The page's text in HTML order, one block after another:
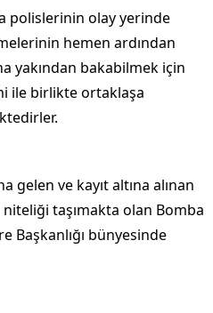
polislerinin olay yerinde
hemen ardından
yakından bakabilmek için
ile birlikte ortaklaşa
gelen ve kayıt altına alınan
niteliği taşımakta olan Bomba
Başkanlığı bünyesinde